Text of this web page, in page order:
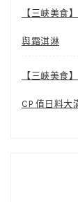
【三峽美食
與霜淇淋
【三峽美食
CP 值日料大